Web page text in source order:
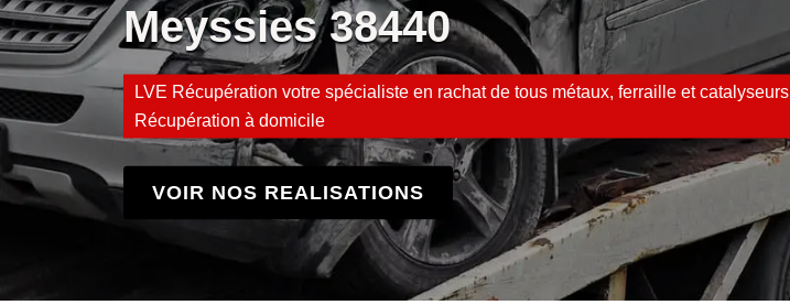
Meyssies 38440
LVE Récupération votre spécialiste en rachat de tous métaux, ferraille et catalyseurs
Récupération à domicile
VOIR NOS REALISATIONS